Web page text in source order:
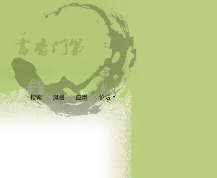
论坛
应用
风格
搜索